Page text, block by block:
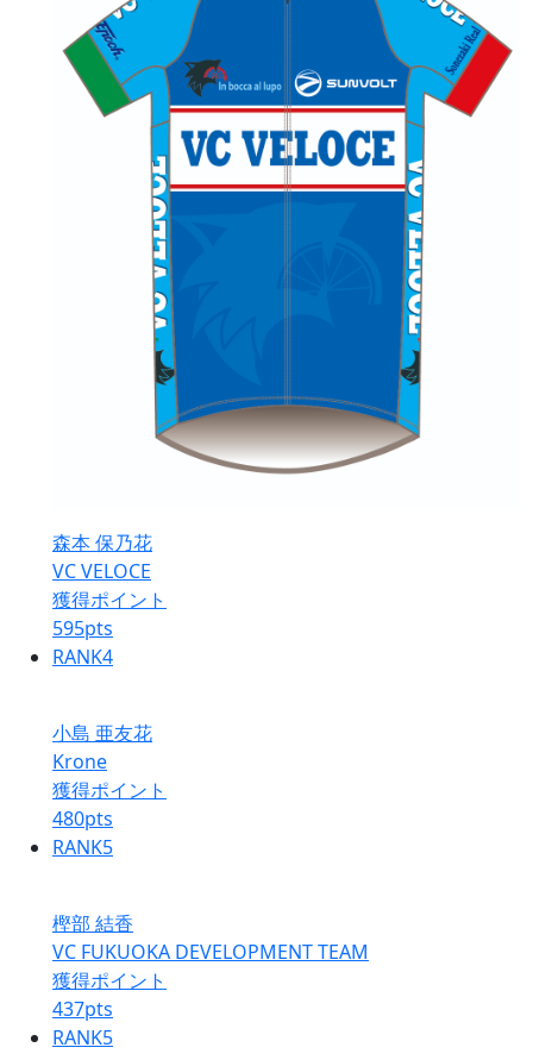
森本 保乃花
VC VELOCE
獲得ポイント
595pts
RANK4
小島 亜友花
Krone
獲得ポイント
480pts
RANK5
樫部 結香
VC FUKUOKA DEVELOPMENT TEAM
獲得ポイント
437pts
RANK5